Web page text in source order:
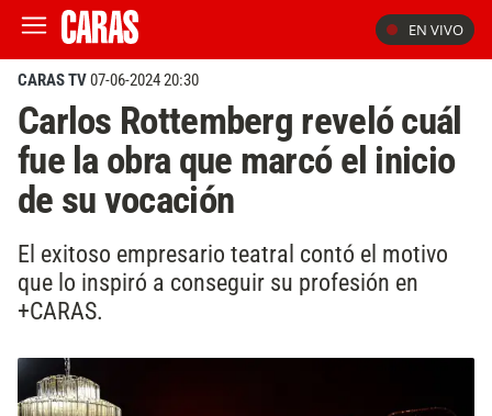
EN VIVO
CARAS TV07-06-2024 20:30
Carlos Rottemberg reveló cuál
fue la obra que marcó el inicio
de su vocación
El exitoso empresario teatral contó el motivo
que lo inspiró a conseguir su profesión en
+CARAS.